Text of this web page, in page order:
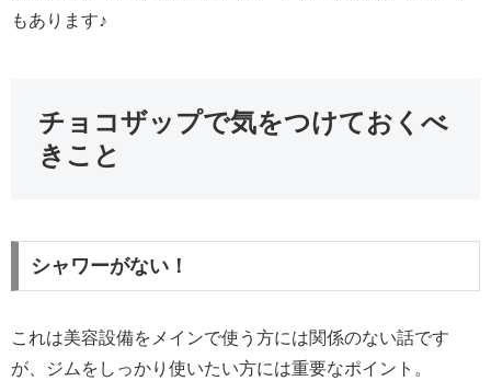
もあります♪
チョコザップで気をつけておくべ
きこと
シャワーがない！
これは美容設備をメインで使う方には関係のない話です
が、ジムをしっかり使いたい方には重要なポイント。